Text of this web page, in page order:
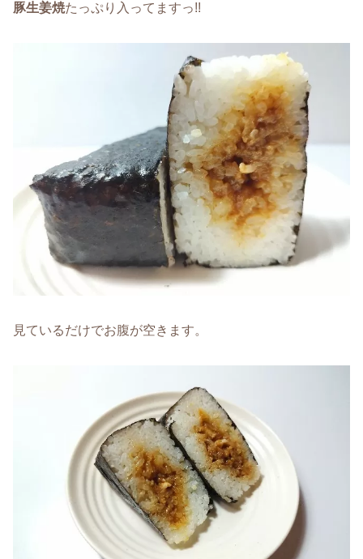
豚生姜焼たっぷり入ってますっ!!
見ているだけでお腹が空きます。